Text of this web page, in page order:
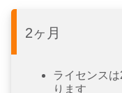
2ヶ月
ライセンス
ります